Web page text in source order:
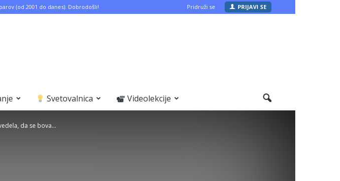
(od 2001 do danes). Dobrodošli! Pridruži se PRIJAVI SE
Svetovalnica Videolekcije
da se bova...